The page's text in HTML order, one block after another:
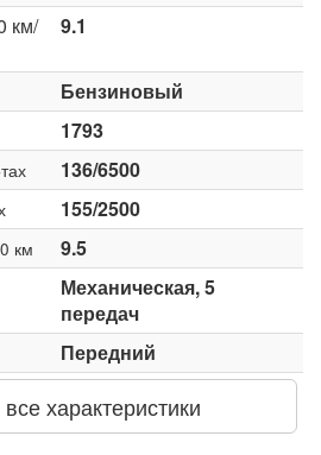
км/
9.1
Бензиновый
1793
136/6500
155/2500
км
9.5
Механическая, 5
передач
Передний
характеристики